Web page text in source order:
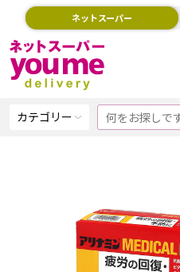
ネットスーパー
カテゴリー